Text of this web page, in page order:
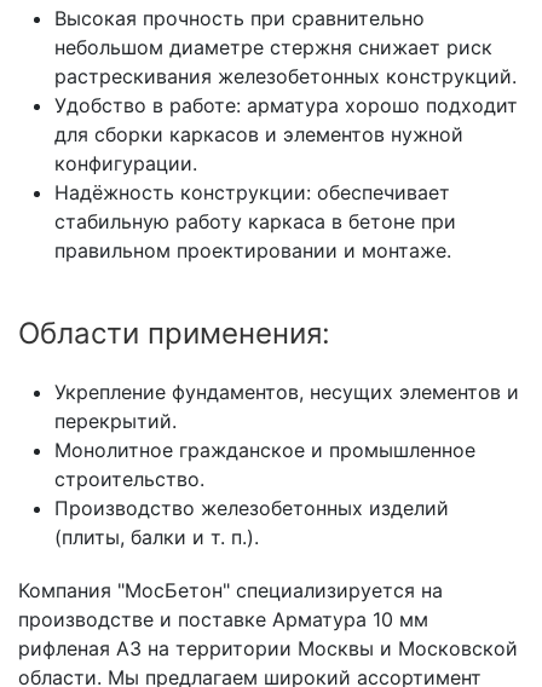
Высокая прочность при сравнительно
небольшом диаметре стержня снижает риск
растрескивания железобетонных конструкций.
Удобство в работе: арматура хорошо подходит
для сборки каркасов и элементов нужной
конфигурации.
Надёжность конструкции: обеспечивает
стабильную работу каркаса в бетоне при
правильном проектировании и монтаже.
Области применения:
Укрепление фундаментов, несущих элементов и
перекрытий.
Монолитное гражданское и промышленное
строительство.
Производство железобетонных изделий
(плиты, балки и т. п.).
Компания "МосБетон" специализируется на
производстве и поставке Арматура 10 мм
рифленая А3 на территории Москвы и Московской
области. Мы предлагаем широкий ассортимент